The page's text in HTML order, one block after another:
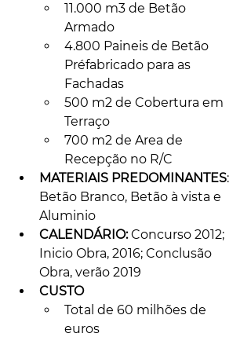
11.000 m3 de Betão
Armado
4.800 Paineis de Betão
Préfabricado para as
Fachadas
500 m2 de Cobertura em
Terraço
700 m2 de Area de
Recepção no R/C
MATERIAIS PREDOMINANTES:
Betão Branco, Betão à vista e
Aluminio
CALENDÁRIO: Concurso 2012;
Inicio Obra, 2016; Conclusão
Obra, verão 2019
CUSTO
Total de 60 milhões de
euros